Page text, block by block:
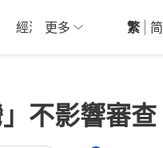
經濟 01深圳 觀點
更多 繁 简
不影響審查